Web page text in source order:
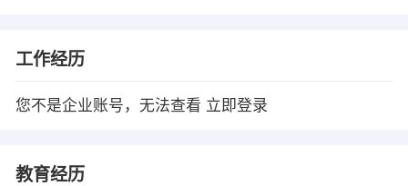
工作经历
您不是企业账号，无法查看 立即登录
教育经历